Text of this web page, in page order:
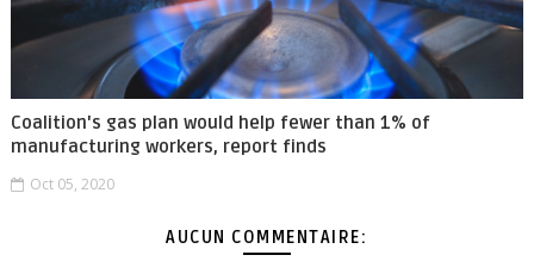
Coalition's gas plan would help fewer than 1% of
manufacturing workers, report finds
Oct 05, 2020
AUCUN COMMENTAIRE: